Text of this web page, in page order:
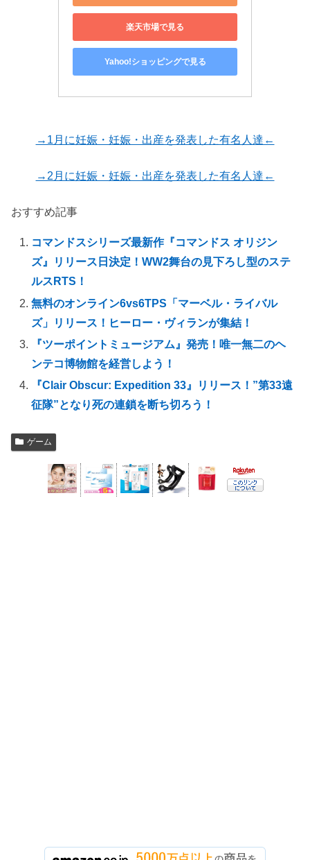
楽天市場で見る
Yahoo!ショッピングで見る
→1月に妊娠・妊娠・出産を発表した有名人達←
→2月に妊娠・妊娠・出産を発表した有名人達←
おすすめ記事
コマンドスシリーズ最新作『コマンドス オリジン
ズ』リリース日決定！WW2舞台の見下ろし型のステ
ルスRTS！
無料のオンライン6vs6TPS「マーベル・ライバル
ズ」リリース！ヒーロー・ヴィランが集結！
『ツーポイントミュージアム』発売！唯一無二のヘ
ンテコ博物館を経営しよう！
『Clair Obscur: Expedition 33』リリース！”第33遠
征隊”となり死の連鎖を断ち切ろう！
ゲーム